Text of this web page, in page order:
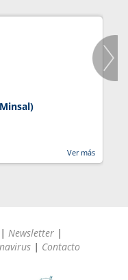
Ver más
| Newsletter |
| Contacto